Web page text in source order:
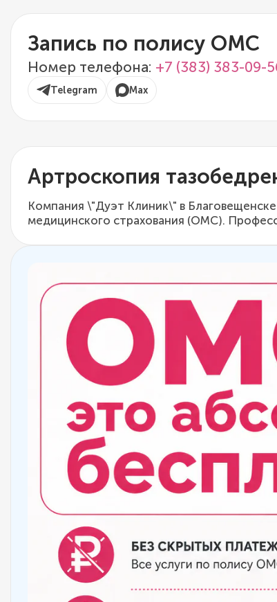
Запись по полису ОМС
Номер телефона: +7 (383) 383-09-
Telegram Max
Артроскопия
Компания \"Дуэт Клиник\" в
медицинского страхования (ОМС).